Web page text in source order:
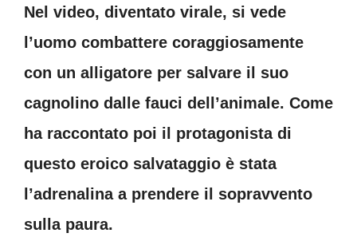
Nel video, diventato virale, si vede
l’uomo combattere coraggiosamente
con un alligatore per salvare il suo
cagnolino dalle fauci dell’animale. Come
ha raccontato poi il protagonista di
questo eroico salvataggio è stata
l’adrenalina a prendere il sopravvento
sulla paura.